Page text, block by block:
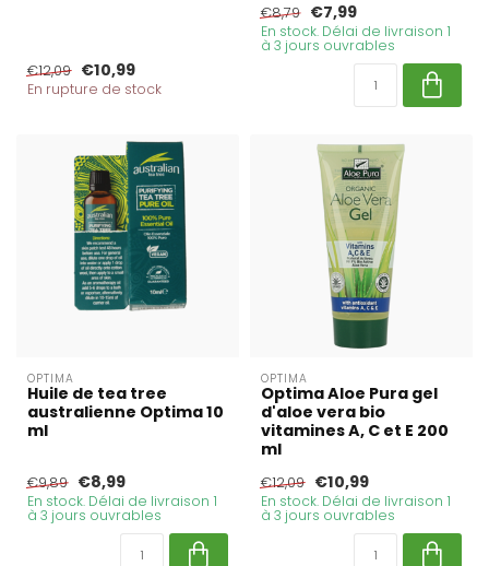
€12,09 €10,99
En rupture de stock
€8,79 €7,99
En stock. Délai de livraison 1
à 3 jours ouvrables
OPTIMA
Huile de tea tree
australienne Optima 10
ml
€9,89 €8,99
En stock. Délai de livraison 1
à 3 jours ouvrables
OPTIMA
Optima Aloe Pura gel
d'aloe vera bio
vitamines A, C et E 200
ml
€12,09 €10,99
En stock. Délai de livraison 1
à 3 jours ouvrables